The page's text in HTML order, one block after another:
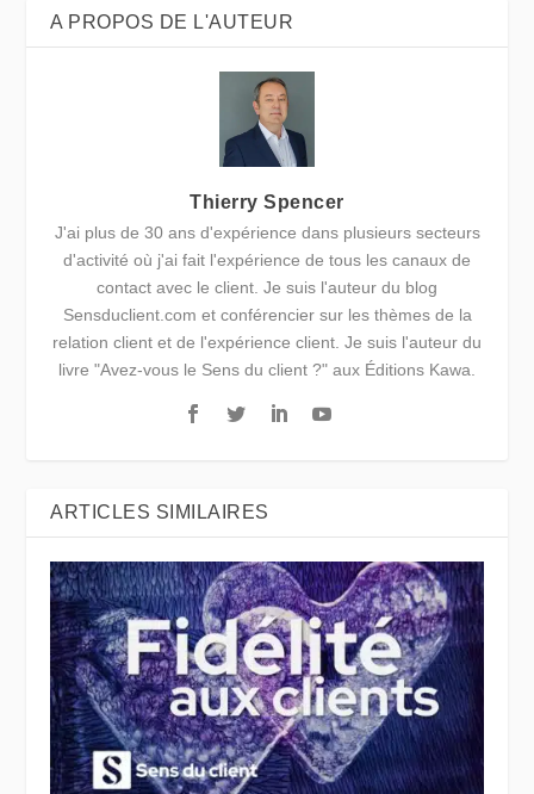
A PROPOS DE L'AUTEUR
Thierry Spencer
J'ai plus de 30 ans d'expérience dans plusieurs secteurs
d'activité où j'ai fait l'expérience de tous les canaux de
contact avec le client. Je suis l'auteur du blog
Sensduclient.com et conférencier sur les thèmes de la
relation client et de l'expérience client. Je suis l'auteur du
livre "Avez-vous le Sens du client ?" aux Éditions Kawa.
ARTICLES SIMILAIRES